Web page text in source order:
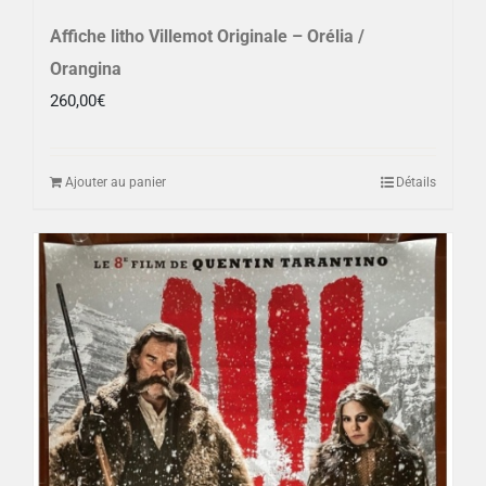
Affiche litho Villemot Originale – Orélia /
Orangina
260,00€
Ajouter au panier Détails